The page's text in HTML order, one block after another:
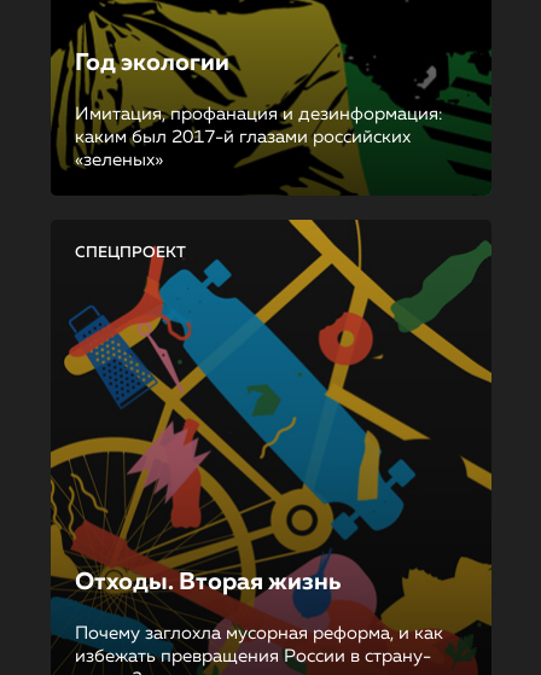
Год экологии
Имитация, профанация и дезинформация:
каким был 2017-й глазами российских
«зеленых»
СПЕЦПРОЕКТ
Отходы. Вторая жизнь
Почему заглохла мусорная реформа, и как
избежать превращения России в страну-